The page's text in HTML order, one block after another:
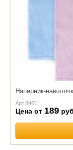
Наперник-
Арт.8461
Цена от 189